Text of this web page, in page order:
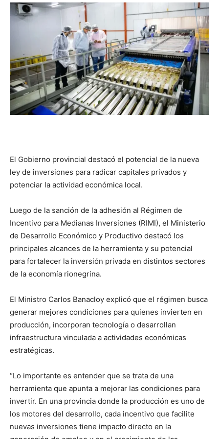
El Gobierno provincial destacó el potencial de la nueva
ley de inversiones para radicar capitales privados y
potenciar la actividad económica local.
Luego de la sanción de la adhesión al Régimen de
Incentivo para Medianas Inversiones (RIMI), el Ministerio
de Desarrollo Económico y Productivo destacó los
principales alcances de la herramienta y su potencial
para fortalecer la inversión privada en distintos sectores
de la economía rionegrina.
El Ministro Carlos Banacloy explicó que el régimen busca
generar mejores condiciones para quienes invierten en
producción, incorporan tecnología o desarrollan
infraestructura vinculada a actividades económicas
estratégicas.
“Lo importante es entender que se trata de una
herramienta que apunta a mejorar las condiciones para
invertir. En una provincia donde la producción es uno de
los motores del desarrollo, cada incentivo que facilite
nuevas inversiones tiene impacto directo en la